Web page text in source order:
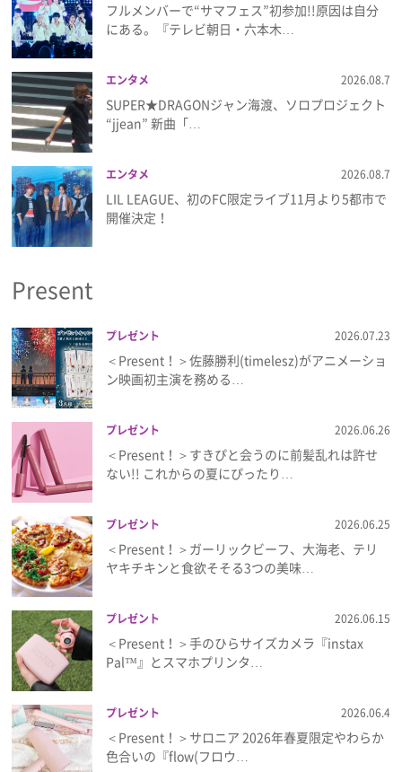
フルメンバーで“サマフェス”初参加!!原因は自分
にある。『テレビ朝日・六本木…
エンタメ 2026.08.7
SUPER★DRAGONジャン海渡、ソロプロジェクト
“jjean” 新曲「…
エンタメ 2026.08.7
LIL LEAGUE、初のFC限定ライブ11月より5都市で
開催決定！
Present
プレゼント 2026.07.23
＜Present！＞佐藤勝利(timelesz)がアニメーショ
ン映画初主演を務める…
プレゼント 2026.06.26
＜Present！＞すきぴと会うのに前髪乱れは許せ
ない!! これからの夏にぴったり…
プレゼント 2026.06.25
＜Present！＞ガーリックビーフ、大海老、テリ
ヤキチキンと食欲そそる3つの美味…
プレゼント 2026.06.15
＜Present！＞手のひらサイズカメラ『instax
Pal™』とスマホプリンタ…
プレゼント 2026.06.4
＜Present！＞サロニア 2026年春夏限定やわらか
色合いの『flow(フロウ…